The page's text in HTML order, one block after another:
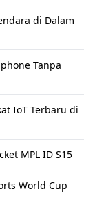
di Dalam
Tanpa
IoT Terbaru di
MPL ID S15
World Cup